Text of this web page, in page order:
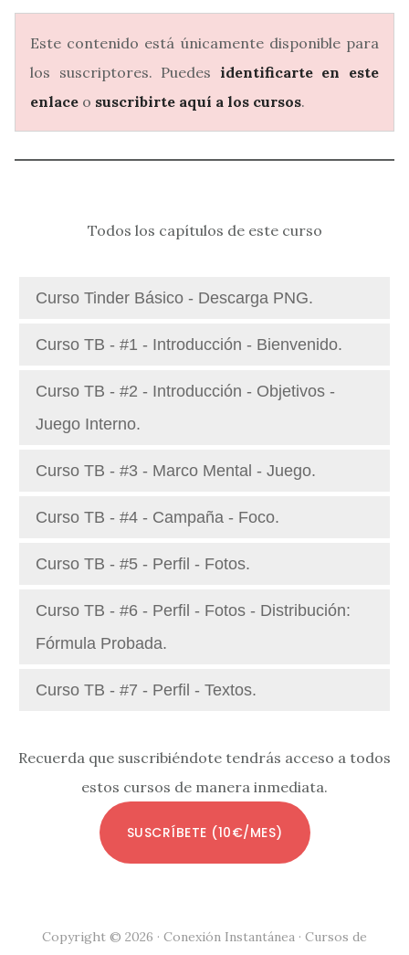
Este contenido está únicamente disponible para
los suscriptores. Puedes identificarte en este
enlace o suscribirte aquí a los cursos.
Todos los capítulos de este curso
Curso Tinder Básico - Descarga PNG.
Curso TB - #1 - Introducción - Bienvenido.
Curso TB - #2 - Introducción - Objetivos -
Juego Interno.
Curso TB - #3 - Marco Mental - Juego.
Curso TB - #4 - Campaña - Foco.
Curso TB - #5 - Perfil - Fotos.
Curso TB - #6 - Perfil - Fotos - Distribución:
Fórmula Probada.
Curso TB - #7 - Perfil - Textos.
Recuerda que suscribiéndote tendrás acceso a todos
estos cursos de manera inmediata.
SUSCRÍBETE (10€/MES)
Copyright © 2026 · Conexión Instantánea · Cursos de